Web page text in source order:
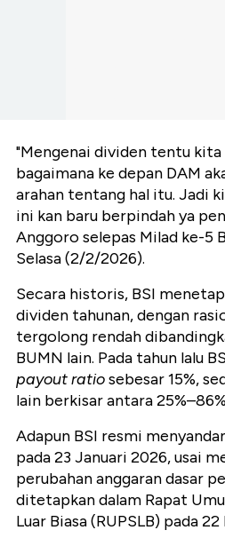
"Mengenai dividen tentu kita
bagaimana ke depan DAM
arahan tentang hal itu. Jadi
ini kan baru berpindah ya
Anggoro selepas Milad ke-5
Selasa (2/2/2026).
Secara historis, BSI
dividen tahunan, dengan
tergolong rendah
BUMN lain. Pada tahun lalu
payout ratiosebesar 15%,
lain berkisar antara
Adapun BSI resmi
pada 23 Januari 2026, usai
perubahan anggaran dasar
ditetapkan dalam Rapat
Luar Biasa (RUPSLB) pada